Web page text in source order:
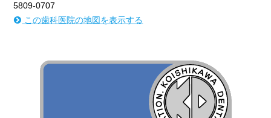
5809-0707
この歯科医院の地図を表示する